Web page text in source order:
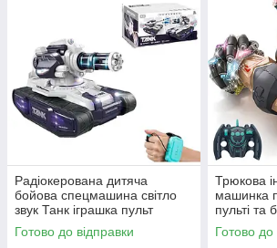
Радіокерована дитяча
бойова спецмашина світло
звук Танк іграшка пульт
сенсорний браслет орбізи
парогенератор
Готово до відправки
Трюкова
машинка
пульті та
1:12 4х4
світло
Готово до